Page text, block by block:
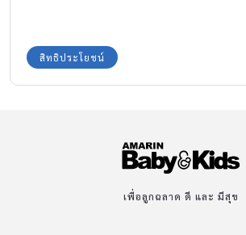
สิทธิประโยชน์
เพื่อลูกฉลาด ดี และ มีสุข